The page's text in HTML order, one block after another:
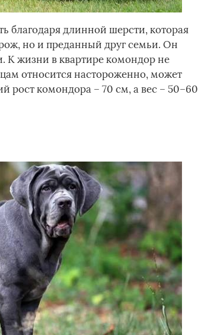
благодаря длинной шерсти, которая
но и преданный друг семьи. Он
К жизни в квартире комондор не
относится настороженно, может
рост комондора – 70 см, а вес – 50–60